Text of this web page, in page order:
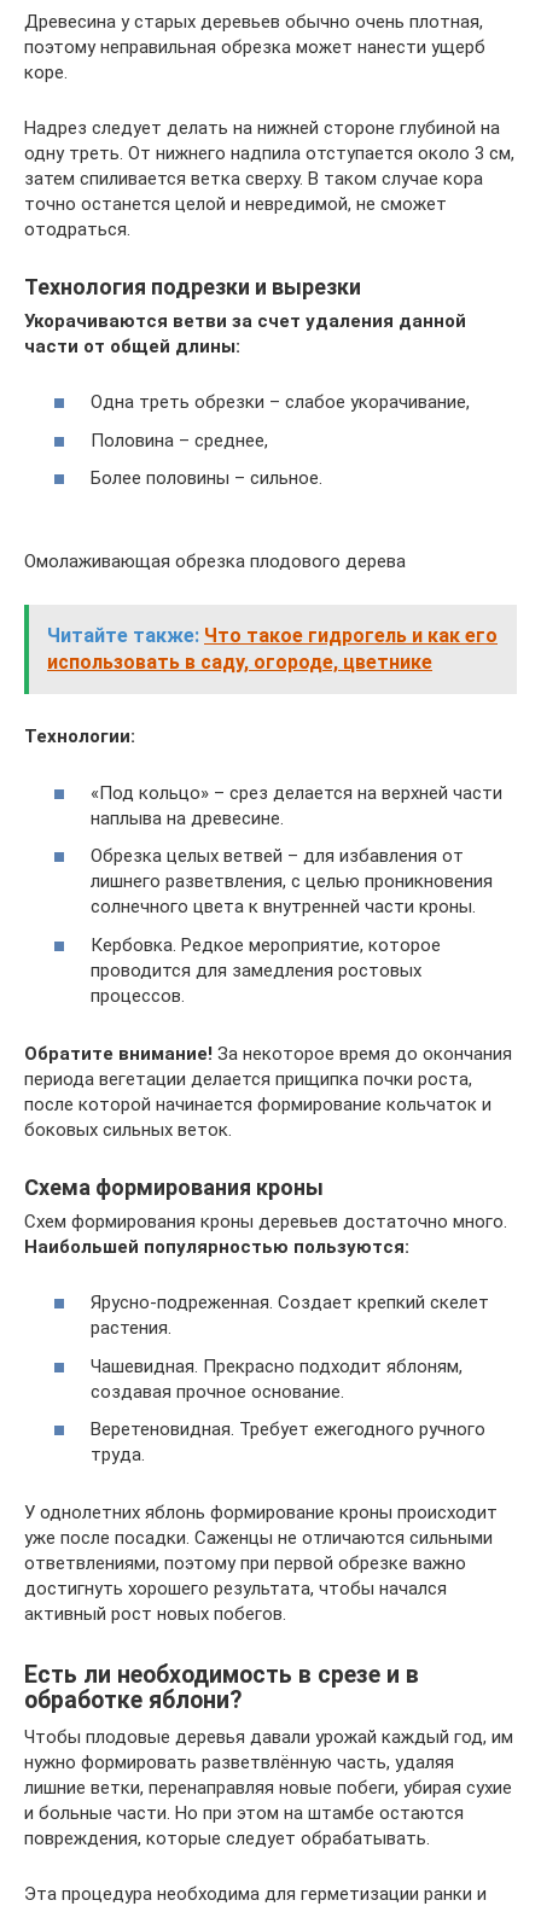
Древесина у старых деревьев обычно очень плотная,
поэтому неправильная обрезка может нанести ущерб
коре.
Надрез следует делать на нижней стороне глубиной на
одну треть. От нижнего надпила отступается около 3 см,
затем спиливается ветка сверху. В таком случае кора
точно останется целой и невредимой, не сможет
отодраться.
Технология подрезки и вырезки
Укорачиваются ветви за счет удаления данной
части от общей длины:
Одна треть обрезки – слабое укорачивание,
Половина – среднее,
Более половины – сильное.
Омолаживающая обрезка плодового дерева
Читайте также: Что такое гидрогель и как его
использовать в саду, огороде, цветнике
Технологии:
«Под кольцо» – срез делается на верхней части
наплыва на древесине.
Обрезка целых ветвей – для избавления от
лишнего разветвления, с целью проникновения
солнечного цвета к внутренней части кроны.
Кербовка. Редкое мероприятие, которое
проводится для замедления ростовых
процессов.
Обратите внимание! За некоторое время до окончания
периода вегетации делается прищипка почки роста,
после которой начинается формирование кольчаток и
боковых сильных веток.
Схема формирования кроны
Схем формирования кроны деревьев достаточно много.
Наибольшей популярностью пользуются:
Ярусно-подреженная. Создает крепкий скелет
растения.
Чашевидная. Прекрасно подходит яблоням,
создавая прочное основание.
Веретеновидная. Требует ежегодного ручного
труда.
У однолетних яблонь формирование кроны происходит
уже после посадки. Саженцы не отличаются сильными
ответвлениями, поэтому при первой обрезке важно
достигнуть хорошего результата, чтобы начался
активный рост новых побегов.
Есть ли необходимость в срезе и в
обработке яблони?
Чтобы плодовые деревья давали урожай каждый год, им
нужно формировать разветвлённую часть, удаляя
лишние ветки, перенаправляя новые побеги, убирая сухие
и больные части. Но при этом на штамбе остаются
повреждения, которые следует обрабатывать.
Эта процедура необходима для герметизации ранки и